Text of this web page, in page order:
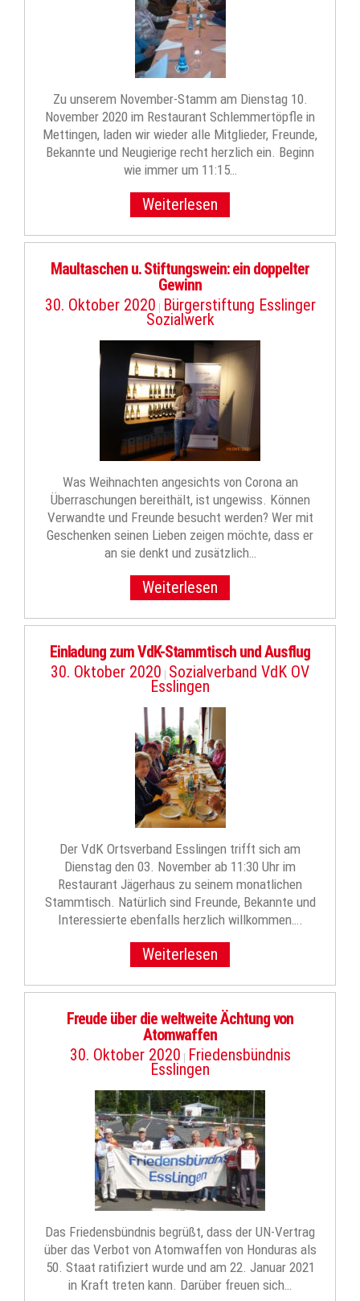
Zu unserem November-Stamm am Dienstag 10.
November 2020 im Restaurant Schlemmertöpfle in
Mettingen, laden wir wieder alle Mitglieder, Freunde,
Bekannte und Neugierige recht herzlich ein. Beginn
wie immer um 11:15…
Weiterlesen
Maultaschen u. Stiftungswein: ein doppelter
Gewinn
30. Oktober 2020 | Bürgerstiftung Esslinger
Sozialwerk
Was Weihnachten angesichts von Corona an
Überraschungen bereithält, ist ungewiss. Können
Verwandte und Freunde besucht werden? Wer mit
Geschenken seinen Lieben zeigen möchte, dass er
an sie denkt und zusätzlich…
Weiterlesen
Einladung zum VdK-Stammtisch und Ausflug
30. Oktober 2020 | Sozialverband VdK OV
Esslingen
Der VdK Ortsverband Esslingen trifft sich am
Dienstag den 03. November ab 11:30 Uhr im
Restaurant Jägerhaus zu seinem monatlichen
Stammtisch. Natürlich sind Freunde, Bekannte und
Interessierte ebenfalls herzlich willkommen….
Weiterlesen
Freude über die weltweite Ächtung von
Atomwaffen
30. Oktober 2020 | Friedensbündnis
Esslingen
Das Friedensbündnis begrüßt, dass der UN-Vertrag
über das Verbot von Atomwaffen von Honduras als
50. Staat ratifiziert wurde und am 22. Januar 2021
in Kraft treten kann. Darüber freuen sich…